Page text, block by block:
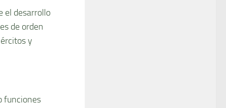
el desarrollo
de orden
y
funciones